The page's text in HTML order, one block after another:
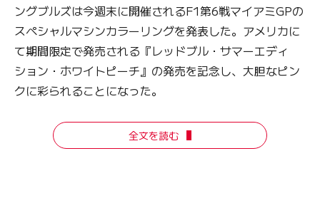
ングブルズは今週末に開催されるF1第6戦マイアミGPの
スペシャルマシンカラーリングを発表した。アメリカに
て期間限定で発売される『レッドブル・サマーエディ
ション・ホワイトピーチ』の発売を記念し、大胆なピン
クに彩られることになった。
全文を読む